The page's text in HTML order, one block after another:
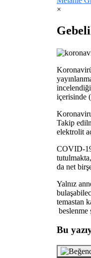
×
içerisinde
Takip
elektrolit
COVID-
da net
Yalnız
temastan
Bu